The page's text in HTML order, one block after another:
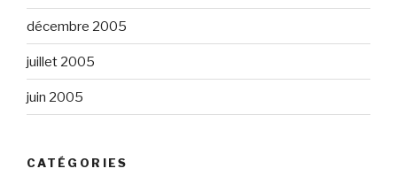
décembre 2005
juillet 2005
juin 2005
CATÉGORIES